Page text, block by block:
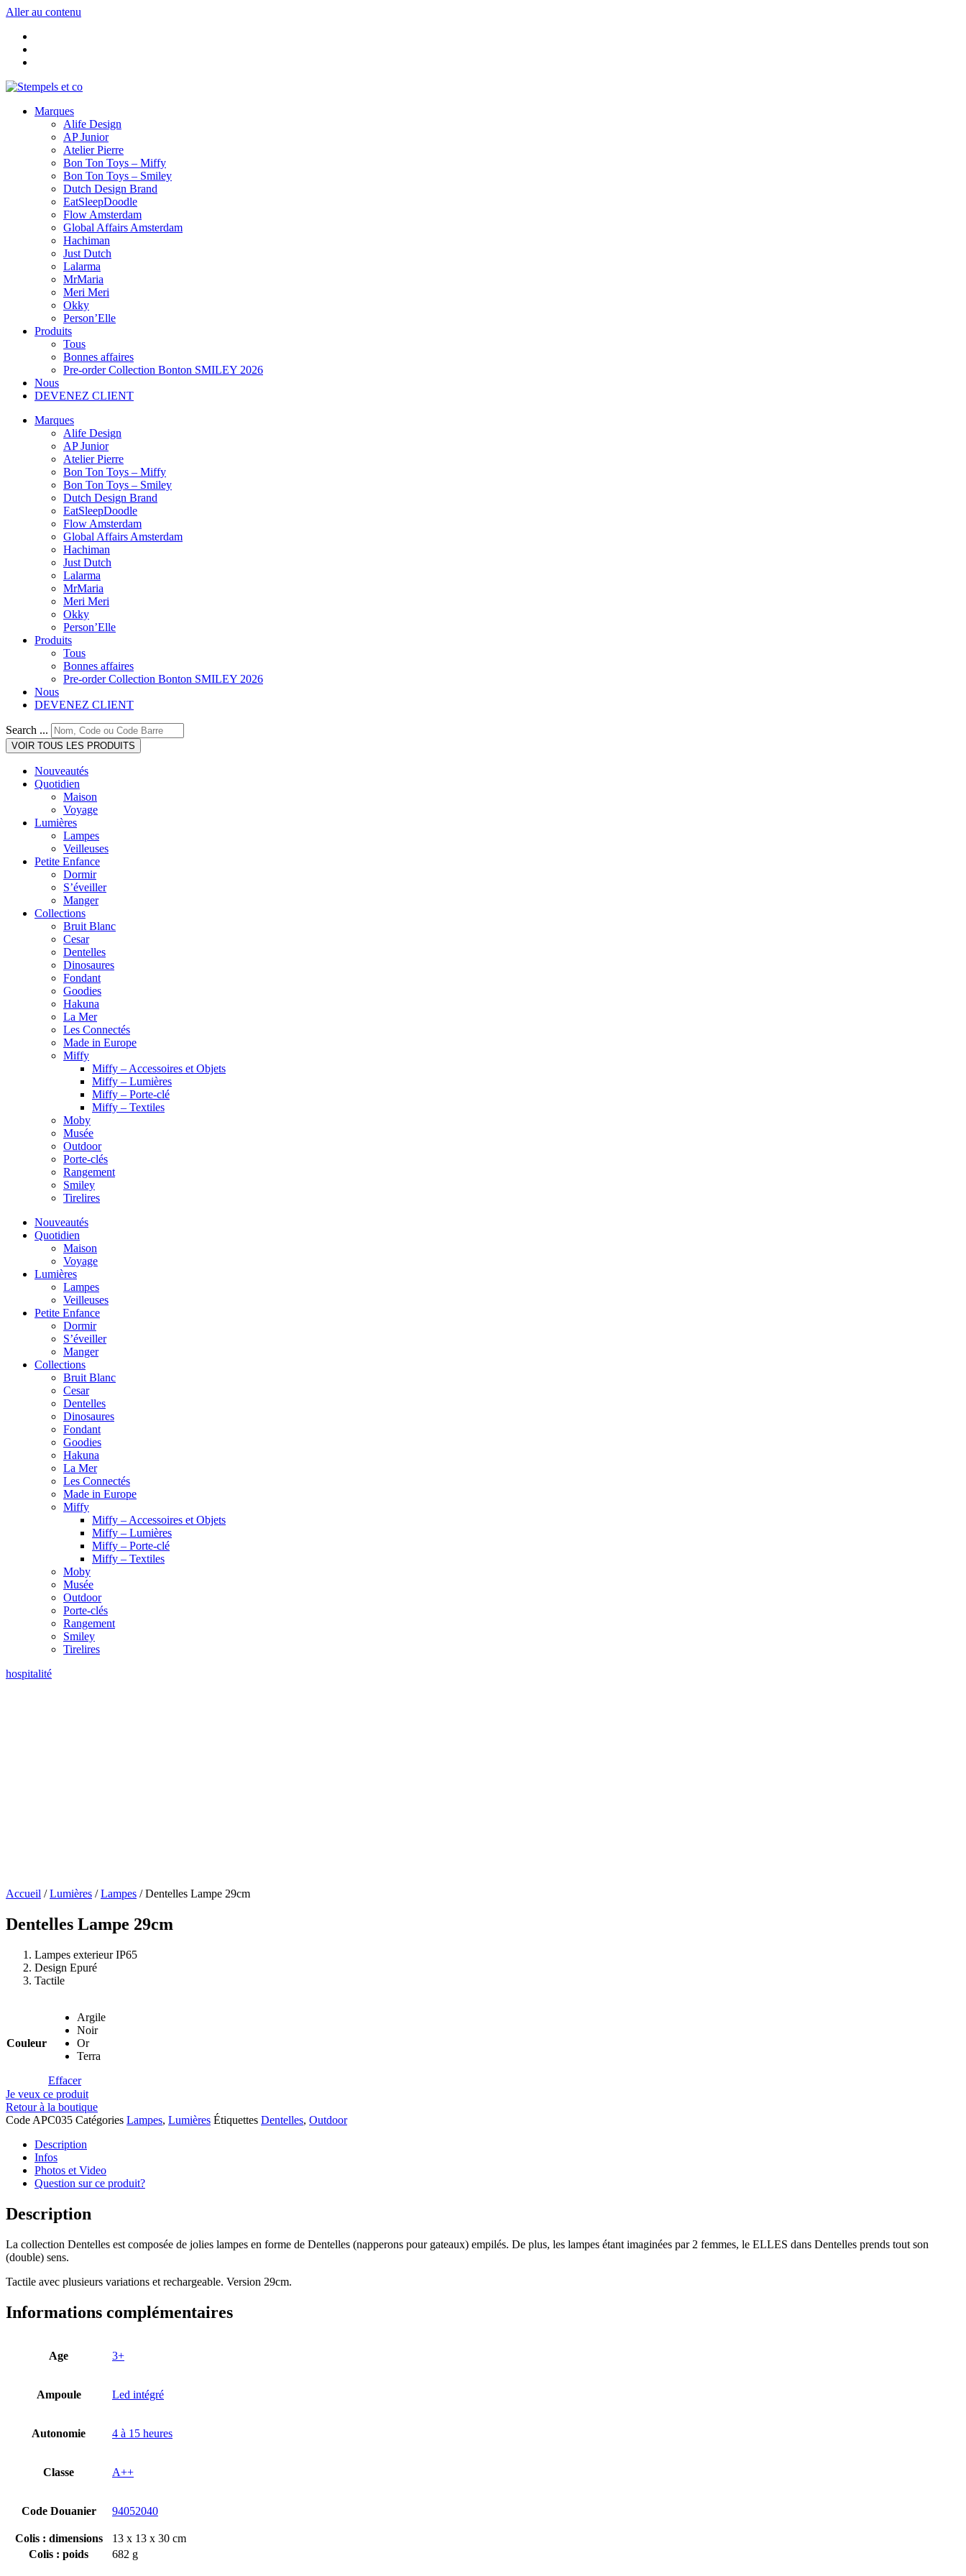
Aller au contenu
Marques
Alife Design
AP Junior
Atelier Pierre
Bon Ton Toys – Miffy
Bon Ton Toys – Smiley
Dutch Design Brand
EatSleepDoodle
Flow Amsterdam
Global Affairs Amsterdam
Hachiman
Just Dutch
Lalarma
MrMaria
Meri Meri
Okky
Person’Elle
Produits
Tous
Bonnes affaires
Pre-order Collection Bonton SMILEY 2026
Nous
DEVENEZ CLIENT
Marques
Alife Design
AP Junior
Atelier Pierre
Bon Ton Toys – Miffy
Bon Ton Toys – Smiley
Dutch Design Brand
EatSleepDoodle
Flow Amsterdam
Global Affairs Amsterdam
Hachiman
Just Dutch
Lalarma
MrMaria
Meri Meri
Okky
Person’Elle
Produits
Tous
Bonnes affaires
Pre-order Collection Bonton SMILEY 2026
Nous
DEVENEZ CLIENT
Search ...
VOIR TOUS LES PRODUITS
Nouveautés
Quotidien
Maison
Voyage
Lumières
Lampes
Veilleuses
Petite Enfance
Dormir
S’éveiller
Manger
Collections
Bruit Blanc
Cesar
Dentelles
Dinosaures
Fondant
Goodies
Hakuna
La Mer
Les Connectés
Made in Europe
Miffy
Miffy – Accessoires et Objets
Miffy – Lumières
Miffy – Porte-clé
Miffy – Textiles
Moby
Musée
Outdoor
Porte-clés
Rangement
Smiley
Tirelires
Nouveautés
Quotidien
Maison
Voyage
Lumières
Lampes
Veilleuses
Petite Enfance
Dormir
S’éveiller
Manger
Collections
Bruit Blanc
Cesar
Dentelles
Dinosaures
Fondant
Goodies
Hakuna
La Mer
Les Connectés
Made in Europe
Miffy
Miffy – Accessoires et Objets
Miffy – Lumières
Miffy – Porte-clé
Miffy – Textiles
Moby
Musée
Outdoor
Porte-clés
Rangement
Smiley
Tirelires
hospitalité
Accueil /Lumières /Lampes / Dentelles Lampe 29cm
Dentelles Lampe 29cm
Lampes exterieur IP65
Design Epuré
Tactile
Couleur
Argile
Noir
Or
Terra
Effacer
Je veux ce produit
Retour à la boutique
Code APC035 Catégories Lampes, Lumières Étiquettes Dentelles, Outdoor
Description
Infos
Photos et Video
Question sur ce produit?
Description
La collection Dentelles est composée de jolies lampes en forme de Dentelles (napperons pour gateaux) empilés. De plus, les lampes étant imaginées par 2 femmes, le ELLES dans Dentelles prends tout son
(double) sens.
Tactile avec plusieurs variations et rechargeable. Version 29cm.
Informations complémentaires
Age 3+
Ampoule Led intégré
Autonomie 4 à 15 heures
Classe A++
Code Douanier 94052040
Colis : dimensions
13 x 13 x 30 cm
Colis : poids
682 g